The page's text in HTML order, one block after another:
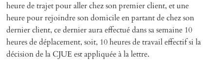
heure de trajet pour aller chez son premier client, et une
heure pour rejoindre son domicile en partant de chez son
dernier client, ce dernier aura effectué dans sa semaine 10
heures de déplacement, soit, 10 heures de travail effectif si la
décision de la CJUE est appliquée à la lettre.